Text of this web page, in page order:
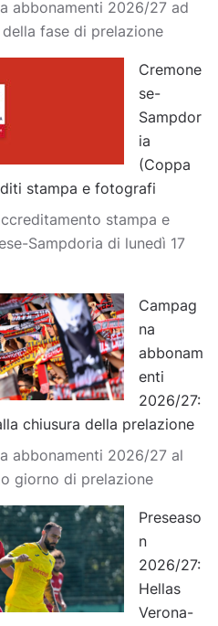
abbonamenti 2026/27 ad
fase di prelazione
Cremone
se-
Sampdor
ia
(Coppa
stampa e fotografi
stampa e
Sampdoria di lunedì 17
Campag
na
abbonam
enti
2026/27:
chiusura della prelazione
abbonamenti 2026/27 al
giorno di prelazione
Preseaso
n
2026/27:
Hellas
Verona-